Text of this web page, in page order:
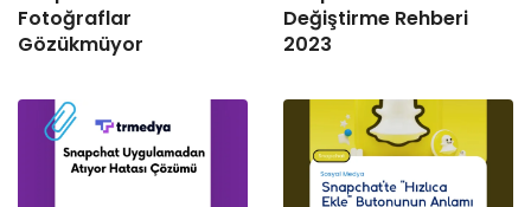
Fotoğraflar
Gözükmüyor
Değiştirme Rehberi
2023